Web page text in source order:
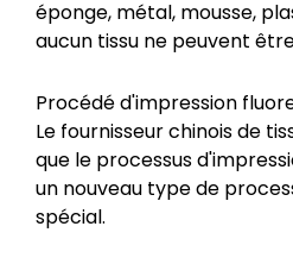
éponge, métal, mousse,
aucun tissu ne peuvent
Procédé d'impression
Le fournisseur chinois de
que le processus
un nouveau type de
spécial.